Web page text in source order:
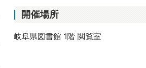
開催場所
岐阜県図書館 1階 閲覧室